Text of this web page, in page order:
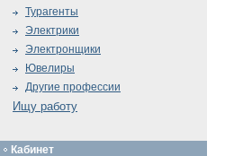
Турагенты
Электрики
Электронщики
Ювелиры
Другие профессии
Ищу работу
Кабинет